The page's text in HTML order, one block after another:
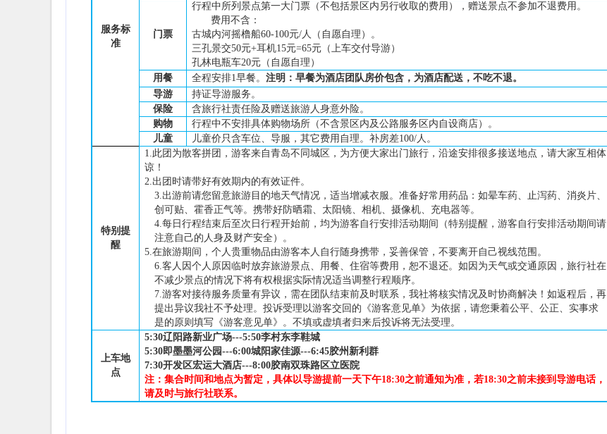
服务标
准
门票
行程中 所列 景点第一大门票（不包括景区内另行收取的费用 ）， 赠送景点不参加不退费用。
费用不含：
古城内河摇橹船60-100元/人（自愿自理）。
三孔景交50元+耳机15元=65元（上车交付导游）
孔林电瓶车20元（自愿自理）
用餐
全程安排1早餐。 注明：早餐为酒店团队房价包含，为酒店配送，不吃不退。
导游
持证导游服务。
保险
含旅行社责任险及赠送旅游人身意外险。
购物
行程中不安排具体购物场所 （不含景区内及公路服务区 内自设商店） 。
儿童
儿童价只含车位、导服， 其它费用自理。补房差100/人。
特别提
醒
1.此团为散客拼团，游客来自青岛不同城区，为方便大家出门旅行，沿途安排很多接送地点，请大家互相体
谅！
2.出团时请带好有效期内的有效证件。
3.出游前请您留意旅游目的地天气情况，适当增减衣服。准备好常用药品：如晕车药、止泻药、消炎片、
创可贴、霍香正气等。携带好防晒霜、太阳镜、相机、摄像机、充电器等。
4.每日行程结束后至次日行程开始前，均为游客自行安排活动期间（特别提醒，游客自行安排活动期间请
注意自己的人身及财产安全）。
5.在旅游期间，个人贵重物品由游客本人自行随身携带，妥善保管， 不要离开自己视线范围。
6.客人因个人原因临时放弃旅游景点、用餐、住宿等费用，恕不退还。如因为天气或交通原因，旅行社在
不减少景点的情况下将有权根据实际情况适当调整行程顺序。
7.游客对接待服务质量有异议，需在团队结束前及时联系，我社将核实情况及时协商解决！如返程后，再
提出异议我社不予处理。 投诉受理以游客交回的《游客意见单》为依据，请您秉着公平、公正、实事求
是的原则填写《游客意见单》。 不填或虚填者归来后投诉将无法受理。
上车地
点
5:30辽阳路新业广场---5:50李村东李鞋城
5:30即墨墨河公园---6:00城阳家佳源---6:45胶州新利群
7:30开发区宏运大酒店---8:00胶南双珠路区立医院
注：集合时间和地点为暂定，具体以导游提前一天下午18:30之前通知为准，若18:30之前未接到导游电话，
请及时与旅行社联系。